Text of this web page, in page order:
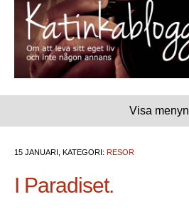
Visa menyn
15 JANUARI, KATEGORI: RESOR
I Paradiset.